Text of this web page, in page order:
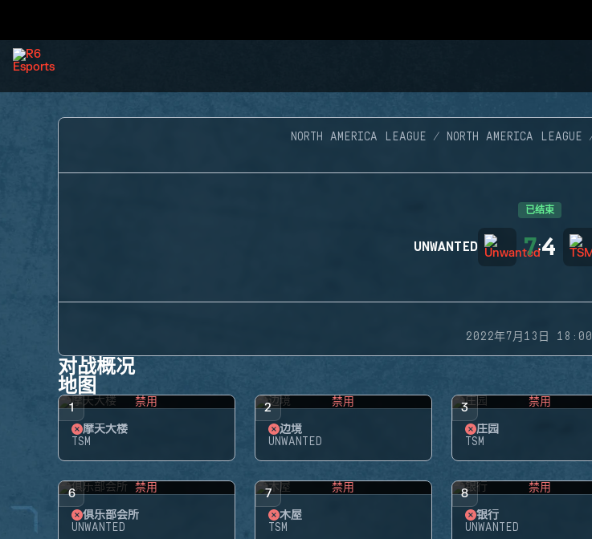
NORTH AMERICA LEAGUE NORTH AMERICA LEAGUE
已结束
UNWANTED 7:4
2022年7月13日 18:00
对战概况
地图
1 禁用
摩天大楼
TSM
2 禁用
边境
UNWANTED
3 禁用
庄园
TSM
6 禁用
俱乐部会所
UNWANTED
7 禁用
木屋
TSM
8 禁用
银行
UNWANTED